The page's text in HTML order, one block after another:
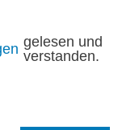
gelesen und
verstanden.